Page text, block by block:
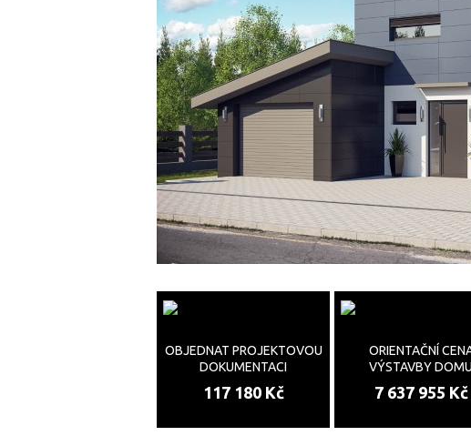
OBJEDNAT PROJEKTOVOU
DOKUMENTACI
117 180 Kč
ORIENTAČNÍ
VÝSTAVBY DOMU
7 637 955 Kč